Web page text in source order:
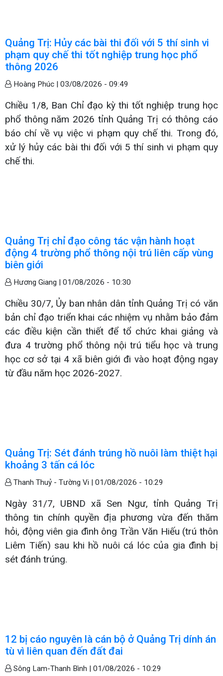
Quảng Trị: Hủy các bài thi đối với 5 thí sinh vi
phạm quy chế thi tốt nghiệp trung học phổ
thông 2026
Hoàng Phúc | 03/08/2026 - 09:49
Chiều 1/8, Ban Chỉ đạo kỳ thi tốt nghiệp trung học
phổ thông năm 2026 tỉnh Quảng Trị có thông cáo
báo chí về vụ việc vi phạm quy chế thi. Trong đó,
xử lý hủy các bài thi đối với 5 thí sinh vi phạm quy
chế thi.
Quảng Trị chỉ đạo công tác vận hành hoạt
động 4 trường phổ thông nội trú liên cấp vùng
biên giới
Hương Giang | 01/08/2026 - 10:30
Chiều 30/7, Ủy ban nhân dân tỉnh Quảng Trị có văn
bản chỉ đạo triển khai các nhiệm vụ nhằm bảo đảm
các điều kiện cần thiết để tổ chức khai giảng và
đưa 4 trường phổ thông nội trú tiểu học và trung
học cơ sở tại 4 xã biên giới đi vào hoạt động ngay
từ đầu năm học 2026-2027.
Quảng Trị: Sét đánh trúng hồ nuôi làm thiệt hại
khoảng 3 tấn cá lóc
Thanh Thuỷ - Tường Vi | 01/08/2026 - 10:29
Ngày 31/7, UBND xã Sen Ngư, tỉnh Quảng Trị
thông tin chính quyền địa phương vừa đến thăm
hỏi, động viên gia đình ông Trần Văn Hiếu (trú thôn
Liêm Tiến) sau khi hồ nuôi cá lóc của gia đình bị
sét đánh trúng.
12 bị cáo nguyên là cán bộ ở Quảng Trị dính án
tù vì liên quan đến đất đai
Sông Lam-Thanh Bình | 01/08/2026 - 10:29